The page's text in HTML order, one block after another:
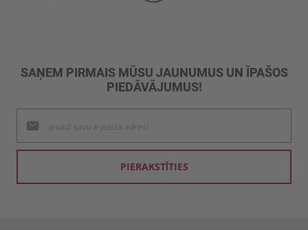
SAŅEM PIRMAIS MŪSU JAUNUMUS UN ĪPAŠOS
PIEDĀVĀJUMUS!
jaunumu
saņemšanai:
PIERAKSTĪTIES